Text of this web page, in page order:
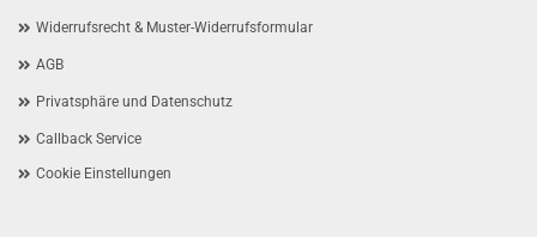
Widerrufsrecht & Muster-Widerrufsformular
AGB
Privatsphäre und Datenschutz
Callback Service
Cookie Einstellungen